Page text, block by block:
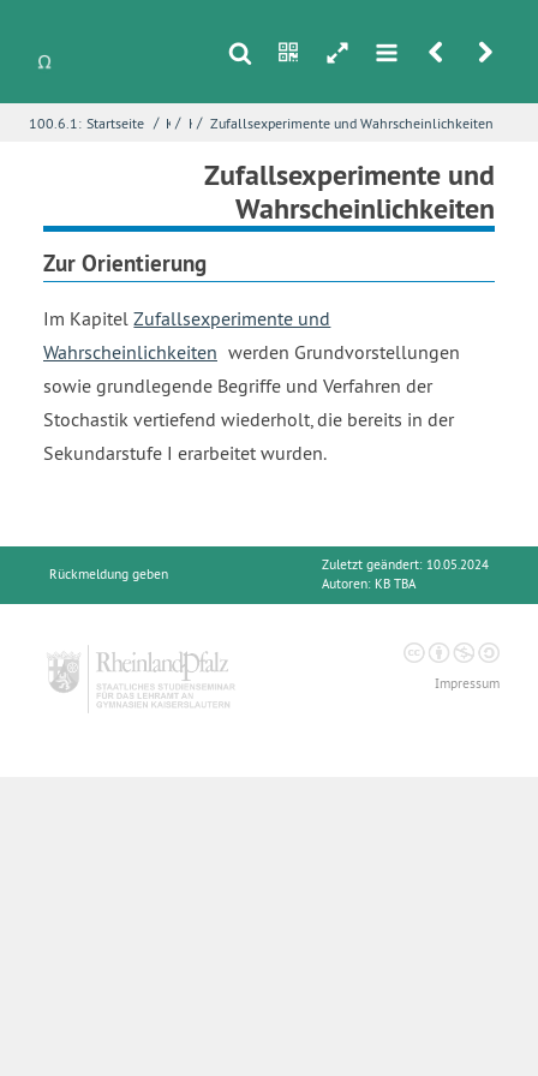
s n h m r u
100.6.1: Startseite / Konzeption der Kapitel
/ Konzeption des Stochastikkapitels
/ Zufallsexperimente und Wahrscheinlichkeiten
Zufallsexperimente und
Wahrscheinlichkeiten
Zur Orientierung
Im Kapitel Zufallsexperimente und
Wahrscheinlichkeiten werden Grundvorstellungen
sowie grundlegende Begriffe und Verfahren der
Stochastik vertiefend wiederholt, die bereits in der
Sekundarstufe I erarbeitet wurden.
Rückmeldung geben
Zuletzt geändert: 10.05.2024
Autoren: KB TBA
Impressum
E-Mail*
Seite*
Fehlerbeschreibung *